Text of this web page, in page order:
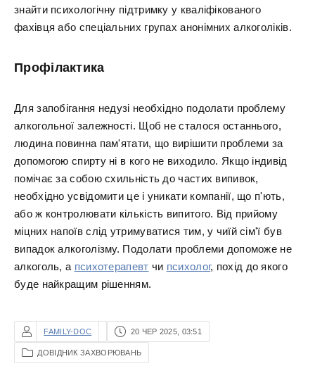
знайти психологічну підтримку у кваліфікованого
фахівця або спеціальних групах анонімних алкоголіків.
Профілактика
Для запобігання недузі необхідно подолати проблему
алкогольної залежності. Щоб не сталося останнього,
людина повинна пам'ятати, що вирішити проблеми за
допомогою спирту ні в кого не виходило. Якщо індивід
помічає за собою схильність до частих випивок,
необхідно усвідомити це і уникати компанії, що п'ють,
або ж контролювати кількість випитого. Від прийому
міцних напоїв слід утримуватися тим, у чиїй сім'ї був
випадок алкоголізму. Подолати проблеми допоможе не
алкоголь, а психотерапевт чи психолог, похід до якого
буде найкращим рішенням.
FAMILY-DOC 20 ЧЕР 2025, 03:51
ДОВІДНИК ЗАХВОРЮВАНЬ